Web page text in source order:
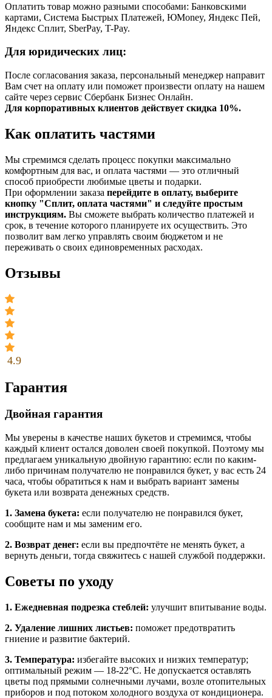
Оплатить товар можно разными способами: Банковскими
картами, Система Быстрых Платежей, ЮMoney, Яндекс Пей,
Яндекс Сплит, SberPay, T-Pay.
Для юридических лиц:
После согласования заказа, персональный менеджер направит
Вам счет на оплату или поможет произвести оплату на нашем
сайте через сервис Сбербанк Бизнес Онлайн.
Для корпоративных клиентов действует скидка 10%.
Как оплатить частями
Мы стремимся сделать процесс покупки максимально
комфортным для вас, и оплата частями — это отличный
способ приобрести любимые цветы и подарки.
При оформлении заказа перейдите в оплату, выберите
кнопку "Сплит, оплата частями" и следуйте простым
инструкциям. Вы сможете выбрать количество платежей и
срок, в течение которого планируете их осуществить. Это
позволит вам легко управлять своим бюджетом и не
переживать о своих единовременных расходах.
Отзывы
4.9
Гарантия
Двойная гарантия
Мы уверены в качестве наших букетов и стремимся, чтобы
каждый клиент остался доволен своей покупкой. Поэтому мы
предлагаем уникальную двойную гарантию: если по каким-
либо причинам получателю не понравился букет, у вас есть 24
часа, чтобы обратиться к нам и выбрать вариант замены
букета или возврата денежных средств.
1. Замена букета: если получателю не понравился букет,
сообщите нам и мы заменим его.
2. Возврат денег: если вы предпочтёте не менять букет, а
вернуть деньги, тогда свяжитесь с нашей службой поддержки.
Советы по уходу
1. Ежедневная подрезка стеблей: улучшит впитывание воды.
2. Удаление лишних листьев: поможет предотвратить
гниение и развитие бактерий.
3. Температура: избегайте высоких и низких температур;
оптимальный режим — 18-22°C. Не допускается оставлять
цветы под прямыми солнечными лучами, возле отопительных
приборов и под потоком холодного воздуха от кондиционера.